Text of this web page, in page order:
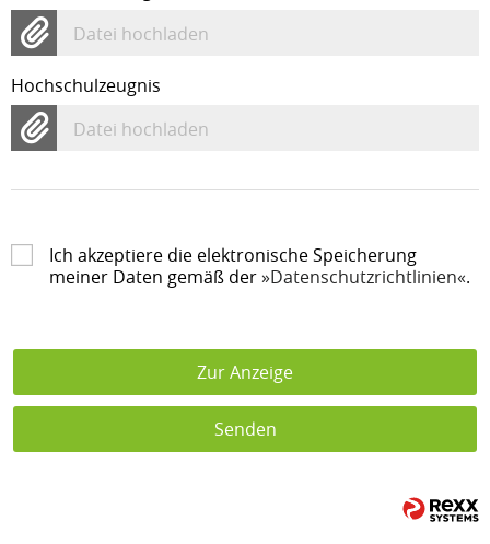
Datei hochladen
Hochschulzeugnis
Datei hochladen
Ich akzeptiere die elektronische Speicherung
meiner Daten gemäß der Datenschutzrichtlinien .
Zur Anzeige
Senden